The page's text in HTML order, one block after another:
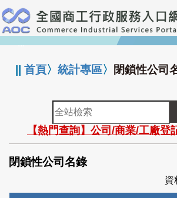
跳
到
主
要
:::
||首頁〉統計專區〉 閉鎖性公司
全
站
檢
索
【熱門查詢】公司/商業/工廠登
閉鎖性公司名錄
資